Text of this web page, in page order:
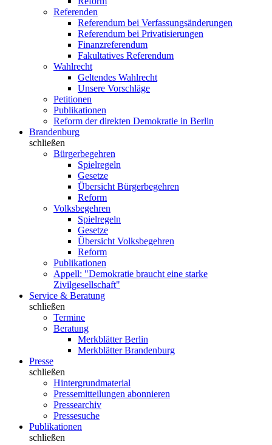
Referenden
Referendum bei Verfassungsänderungen
Referendum bei Privatisierungen
Finanzreferendum
Fakultatives Referendum
Wahlrecht
Geltendes Wahlrecht
Unsere Vorschläge
Petitionen
Publikationen
Reform der direkten Demokratie in Berlin
Brandenburg
schließen
Bürgerbegehren
Spielregeln
Gesetze
Übersicht Bürgerbegehren
Reform
Volksbegehren
Spielregeln
Gesetze
Übersicht Volksbegehren
Reform
Publikationen
Appell: "Demokratie braucht eine starke
Zivilgesellschaft"
Service & Beratung
schließen
Termine
Beratung
Merkblätter Berlin
Merkblätter Brandenburg
Presse
schließen
Hintergrundmaterial
Pressemitteilungen abonnieren
Pressearchiv
Pressesuche
Publikationen
schließen